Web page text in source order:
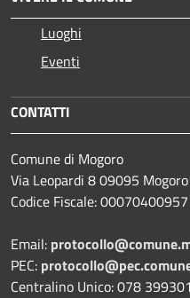
Luoghi
Eventi
CONTATTI
Comune di Mogoro
Via Leopardi 8 09095
Codice Fiscale: 00070400957
Email:
PEC:
Centralino Unico: 078 399301